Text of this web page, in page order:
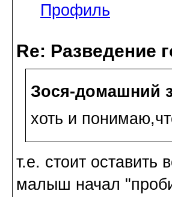
Профиль
Re: Разведение
Зося-домашний
хоть и
т.е. стоит оставить
малыш начал